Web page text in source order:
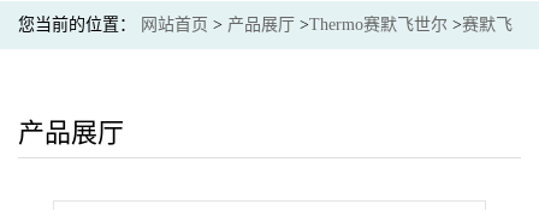
您当前的位置： 网站首页 > 产品展厅 >Thermo赛默飞世尔 >赛默飞
器
产品展厅